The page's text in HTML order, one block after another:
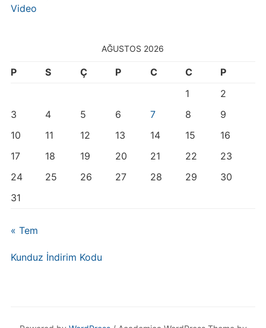
Video
AĞUSTOS 2026
P S Ç P C C
P
1
2
3
4 5 6 7 8
9
10
11 12 13 14 15
16
17
18 19 20 21 22
23
24
25 26 27 28 29
30
31
« Tem
Kunduz İndirim Kodu